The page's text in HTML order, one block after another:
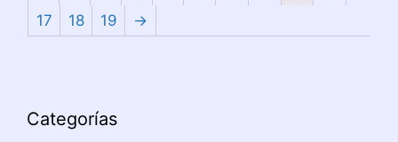
17
18 19 →
Categorías